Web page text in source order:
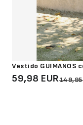
Vestido GUIMANOS
59,98 EUR149,95